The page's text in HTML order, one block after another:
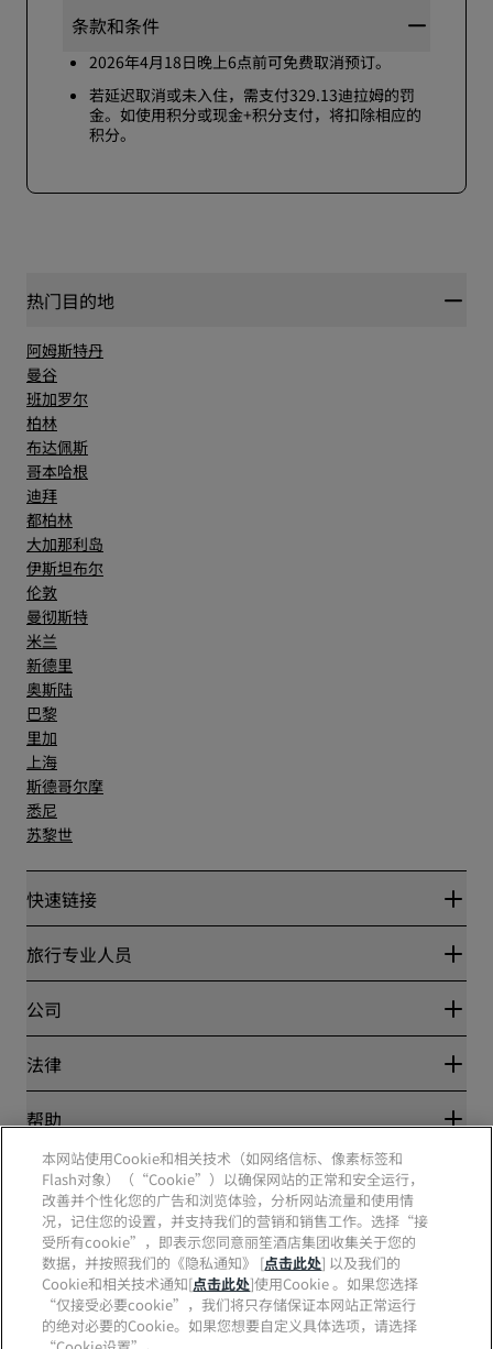
条款和条件
2026年4月18日晚上6点前可免费取消预订。
若延迟取消或未入住，需支付329.13迪拉姆的罚
金。如使用积分或现金+积分支付，将扣除相应的
积分。
热门目的地
阿姆斯特丹
曼谷
班加罗尔
柏林
布达佩斯
哥本哈根
迪拜
都柏林
大加那利岛
伊斯坦布尔
伦敦
曼彻斯特
米兰
新德里
奥斯陆
巴黎
里加
上海
斯德哥尔摩
悉尼
苏黎世
快速链接
丽赏会
Blog
目的地
丽笙酒店集团APP
体育认证酒店
家庭友好型酒店
旅行专业人员
合作伙伴
公司
丽笙酒店集团
工作机会 RHG
工作机会 PPHE
工作机会 EHL
The Club by RHG
发展机会
责任经营
采购
法律
隐私中心
丽赏会条款和条件
网站使用协议
数字无障碍
现代奴隶制声明
帮助
消费者警示
联系方式
常见问题
网站地图
社交媒体
丽笙酒店集团品牌
本网站使用Cookie和相关技术（如网络信标、像素标签和
Flash对象）（“Cookie”）以确保网站的正常和安全运行，
改善并个性化您的广告和浏览体验，分析网站流量和使用情
况，记住您的设置，并支持我们的营销和销售工作。选择“接
受所有cookie”，即表示您同意丽笙酒店集团收集关于您的
数据，并按照我们的《隐私通知》 [点击此处] 以及我们的
Cookie和相关技术通知[点击此处]使用Cookie 。如果您选择
“仅接受必要cookie”，我们将只存储保证本网站正常运行
的绝对必要的Cookie。如果您想要自定义具体选项，请选择